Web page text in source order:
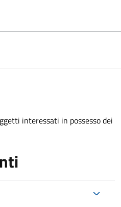
interessati in possesso dei